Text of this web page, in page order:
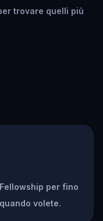
trovare quelli più
per fino
volete.